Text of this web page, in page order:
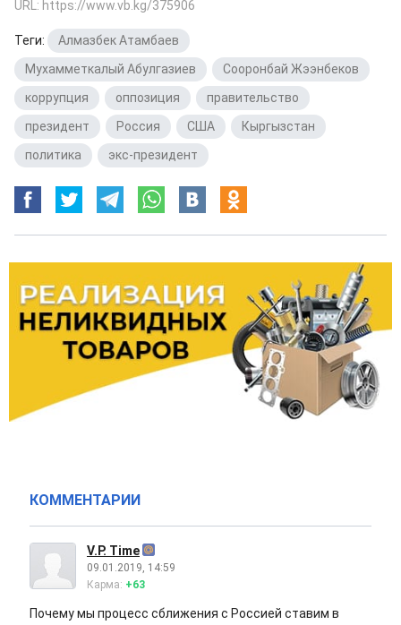
URL: https://www.vb.kg/375906
Теги: Алмазбек Атамбаев
Мухамметкалый Абулгазиев
Сооронбай Жээнбеков
коррупция
оппозиция правительство
президент
Россия США Кыргызстан
политика
экс-президент
КОММЕНТАРИИ
V.P. Time
09.01.2019, 14:59
Карма: +63
Почему мы процесс сближения с Россией ставим в